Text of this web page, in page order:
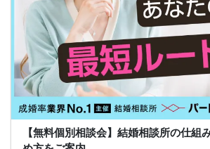
【無料個別相談会】結婚相談所の仕組